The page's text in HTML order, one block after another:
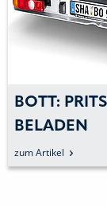
BOTT:
BELADEN
zum Artikel